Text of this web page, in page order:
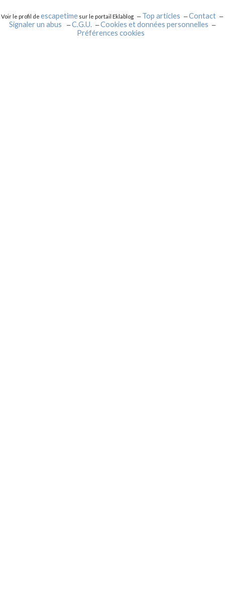
Voir le profil deescapetime sur le portail Eklablog Top articles
Contact
Signaler un abus
C.G.U.
Cookies et données personnelles
Préférences cookies